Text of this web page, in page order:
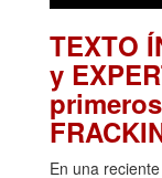
TEXTO
y